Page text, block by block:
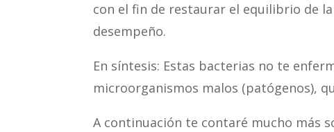
con el fin de restaurar el equilibrio de
desempeño.
En síntesis: Estas bacterias no te
microorganismos malos (patógenos),
A continuación te contaré mucho más